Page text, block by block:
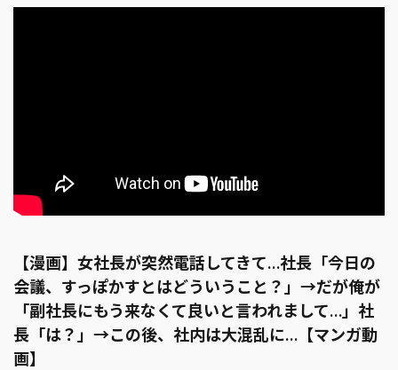
【漫画】女社長が突然電話してきて…社長「今日の
会議、すっぽかすとはどういうこと？」→だが俺が
「副社長にもう来なくて良いと言われまして…」社
長「は？」→この後、社内は大混乱に…【マンガ動
画】